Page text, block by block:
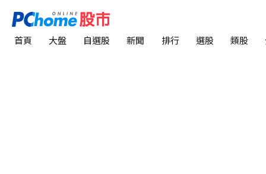
首頁 大盤 自選股 新聞 排行 選股 類股